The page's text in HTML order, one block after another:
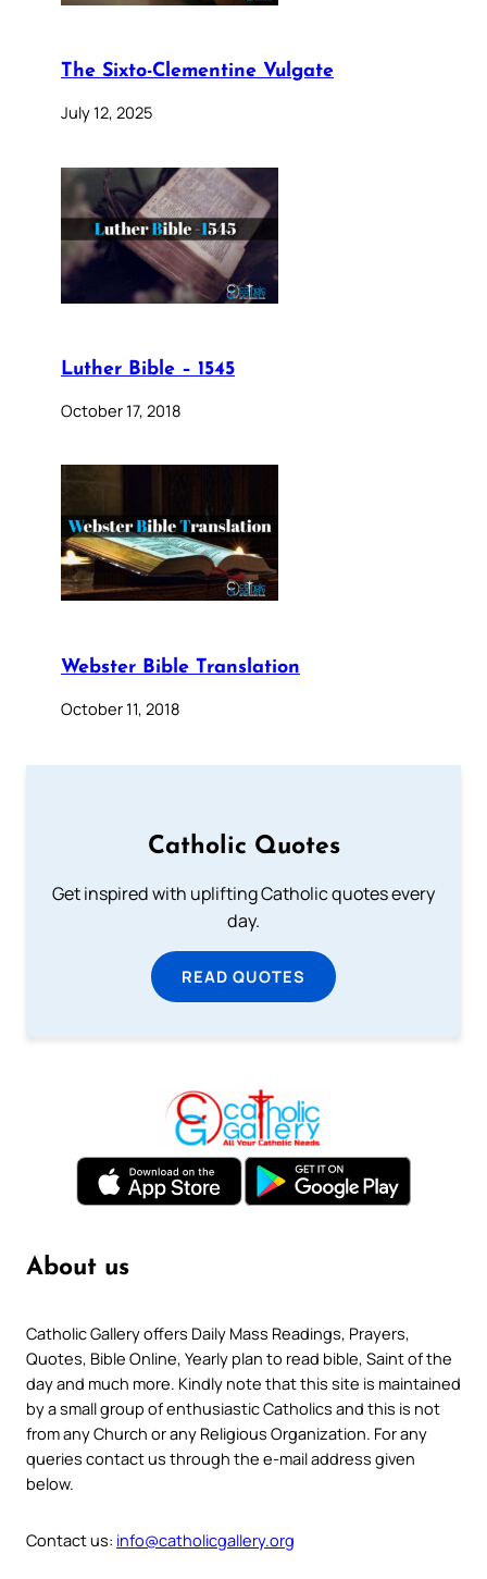
The Sixto-Clementine Vulgate
July 12, 2025
Luther Bible – 1545
October 17, 2018
Webster Bible Translation
October 11, 2018
Catholic Quotes
Get inspired with uplifting Catholic quotes every
day.
READ QUOTES
About us
Catholic Gallery offers Daily Mass Readings, Prayers,
Quotes, Bible Online, Yearly plan to read bible, Saint of the
day and much more. Kindly note that this site is maintained
by a small group of enthusiastic Catholics and this is not
from any Church or any Religious Organization. For any
queries contact us through the e-mail address given
below.
Contact us: info@catholicgallery.org